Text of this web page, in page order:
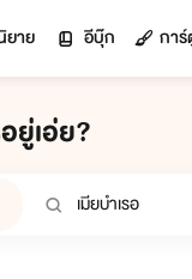
ยาย อีบุ๊ก กา
ยู่เอ่ย?